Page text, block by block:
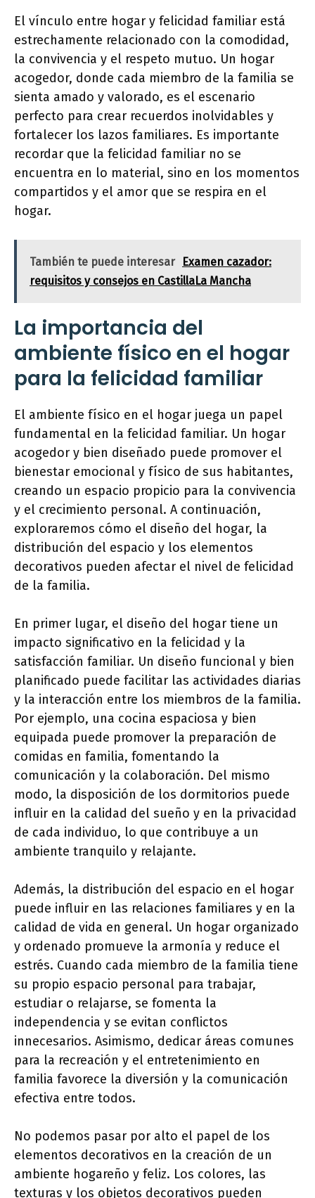
El vínculo entre hogar y felicidad familiar está
estrechamente relacionado con la comodidad,
la convivencia y el respeto mutuo. Un hogar
acogedor, donde cada miembro de la familia se
sienta amado y valorado, es el escenario
perfecto para crear recuerdos inolvidables y
fortalecer los lazos familiares. Es importante
recordar que la felicidad familiar no se
encuentra en lo material, sino en los momentos
compartidos y el amor que se respira en el
hogar.
También te puede interesar
Examen cazador:
requisitos y consejos en CastillaLa Mancha
La importancia del
ambiente físico en el hogar
para la felicidad familiar
El ambiente físico en el hogar juega un papel
fundamental en la felicidad familiar. Un hogar
acogedor y bien diseñado puede promover el
bienestar emocional y físico de sus habitantes,
creando un espacio propicio para la convivencia
y el crecimiento personal. A continuación,
exploraremos cómo el diseño del hogar, la
distribución del espacio y los elementos
decorativos pueden afectar el nivel de felicidad
de la familia.
En primer lugar, el diseño del hogar tiene un
impacto significativo en la felicidad y la
satisfacción familiar. Un diseño funcional y bien
planificado puede facilitar las actividades diarias
y la interacción entre los miembros de la familia.
Por ejemplo, una cocina espaciosa y bien
equipada puede promover la preparación de
comidas en familia, fomentando la
comunicación y la colaboración. Del mismo
modo, la disposición de los dormitorios puede
influir en la calidad del sueño y en la privacidad
de cada individuo, lo que contribuye a un
ambiente tranquilo y relajante.
Además, la distribución del espacio en el hogar
puede influir en las relaciones familiares y en la
calidad de vida en general. Un hogar organizado
y ordenado promueve la armonía y reduce el
estrés. Cuando cada miembro de la familia tiene
su propio espacio personal para trabajar,
estudiar o relajarse, se fomenta la
independencia y se evitan conflictos
innecesarios. Asimismo, dedicar áreas comunes
para la recreación y el entretenimiento en
familia favorece la diversión y la comunicación
efectiva entre todos.
No podemos pasar por alto el papel de los
elementos decorativos en la creación de un
ambiente hogareño y feliz. Los colores, las
texturas y los objetos decorativos pueden